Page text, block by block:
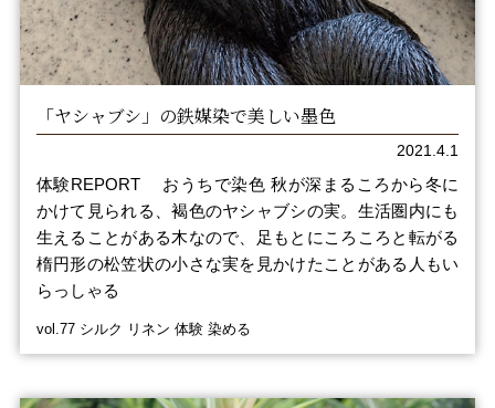
「ヤシャブシ」の鉄媒染で美しい墨色
2021.4.1
体験REPORT おうちで染色 秋が深まるころから冬に
かけて見られる、褐色のヤシャブシの実。生活圏内にも
生えることがある木なので、足もとにころころと転がる
楕円形の松笠状の小さな実を見かけたことがある人もい
らっしゃる
vol.77 シルク リネン 体験 染める